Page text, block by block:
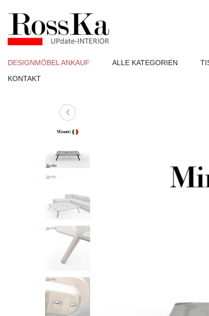
DESIGNMÖBEL ANKAUF ALLE KATEGORIEN
KONTAKT